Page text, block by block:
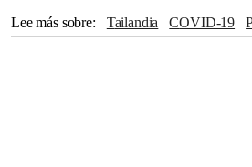
Lee más sobre
Tailandia COVID-19